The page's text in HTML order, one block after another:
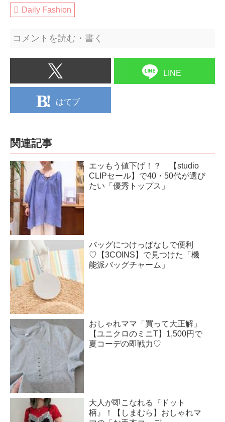
Daily Fashion
コメントを読む・書く
LINE
はてブ
関連記事
エッもう値下げ！？ 【studio
CLIPセール】で40・50代が選び
たい「優秀トップス」
バッグにつけっぱなしで便利
♡【3COINS】で見つけた「機
能派バッグチャーム」
おしゃれママ「買って大正解」
【ユニクロのミニT】1,500円で
夏コーデの即戦力♡
大人が即こなれる『ドット
柄』！【しまむら】おしゃれマ